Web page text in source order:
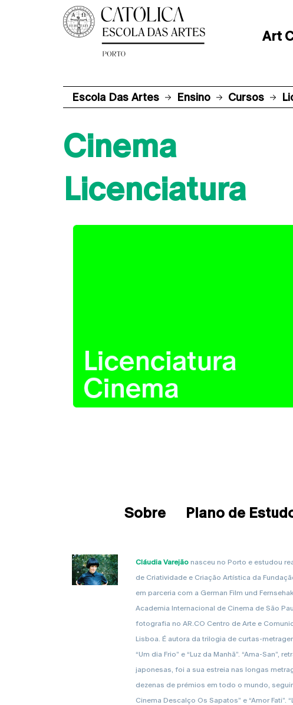
Art
Escola Das Artes Ensino Cursos
Cinema
Licenciatura
Sobre Plano de
Cláudia Varejão nasceu no Porto e estudou
de Criatividade e Criação Artística da
em parceria com a German Film und
Academia Internacional de Cinema de São
fotografia no AR.CO Centro de Arte e
Lisboa. É autora da trilogia de curtas-
“Um dia Frio” e “Luz da Manhã”. “Ama-San”,
japonesas, foi a sua estreia nas longas
dezenas de prémios em todo o mundo,
Cinema Descalço Os Sapatos” e “Amor Fati”.